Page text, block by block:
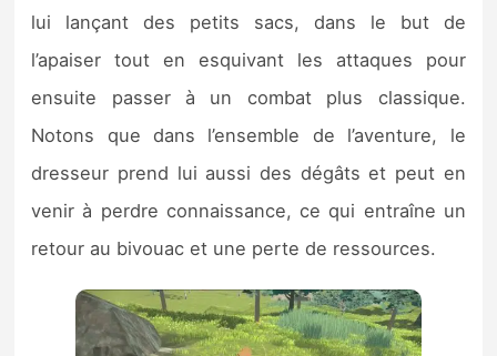
lui lançant des petits sacs, dans le but de
l’apaiser tout en esquivant les attaques pour
ensuite passer à un combat plus classique.
Notons que dans l’ensemble de l’aventure, le
dresseur prend lui aussi des dégâts et peut en
venir à perdre connaissance, ce qui entraîne un
retour au bivouac et une perte de ressources.